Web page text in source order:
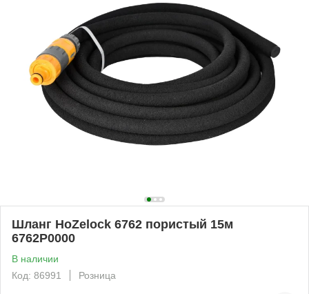
Шланг HoZelock 6762 пористый 15м
6762P0000
В наличии
Код: 86991
Розница